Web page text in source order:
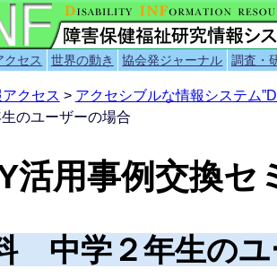
クセス 世界の動き 協会発ジャーナル 調査・
クセス > アクセシブルな情報システム
のユーザーの場合
活用事例交換セ
中学２年生のユ